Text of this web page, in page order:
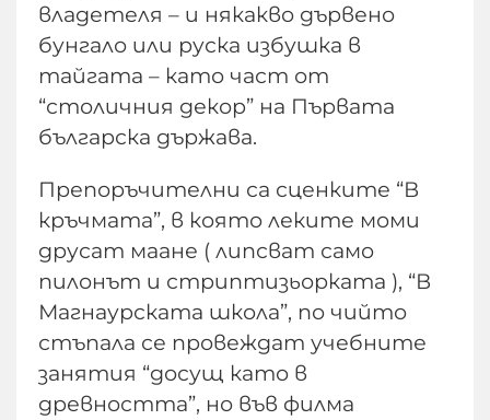
владетеля – и някакво дървено
бунгало или руска избушка в
тайгата – като част от
“столичния декор” на Първата
българска държава.
Препоръчителни са сценките “В
кръчмата”, в която леките моми
друсат маане ( липсват само
пилонът и стриптизьорката ), “В
Магнаурската школа”, по чийто
стъпала се провеждат учебните
занятия “досущ като в
древността”, но във филма